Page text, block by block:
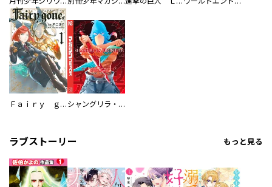
Ｆａｉｒｙ ｇｏｎｅ フェアリー ゴーン シャングリラ・フロンティア（１）エキスパンションパス ～クソゲーハンター、神ゲーに挑まんとす～
ラブストーリー もっと見る